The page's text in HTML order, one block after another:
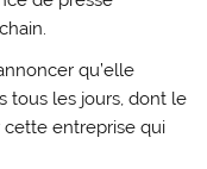
qu’elle
tous les jours, dont le
entreprise qui